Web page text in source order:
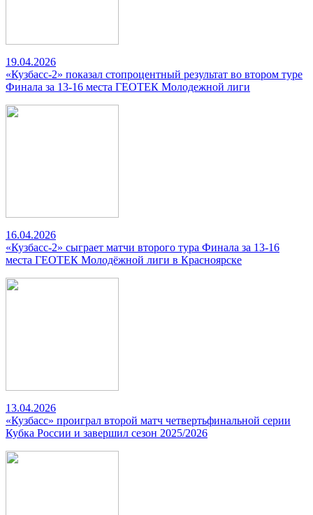
19.04.2026
«Кузбасс-2» показал стопроцентный результат во втором туре
Финала за 13-16 места ГЕОТЕК Молодежной лиги
16.04.2026
«Кузбасс-2» сыграет матчи второго тура Финала за 13-16
места ГЕОТЕК Молодёжной лиги в Красноярске
13.04.2026
«Кузбасс» проиграл второй матч четвертьфинальной серии
Кубка России и завершил сезон 2025/2026